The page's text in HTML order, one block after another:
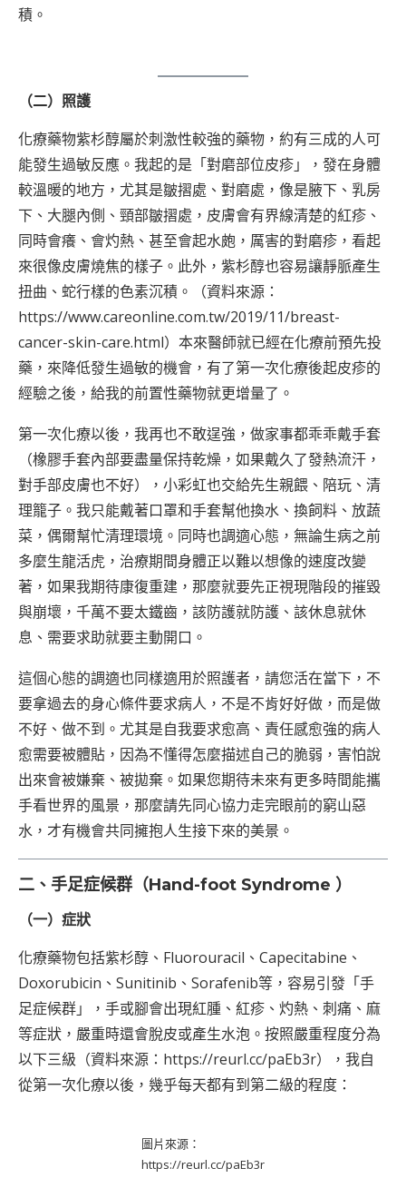
積。
（二）照護
化療藥物紫杉醇屬於刺激性較強的藥物，約有三成的人可
能發生過敏反應。我起的是「對磨部位皮疹」，發在身體
較溫暖的地方，尤其是皺摺處、對磨處，像是腋下、乳房
下、大腿內側、頸部皺摺處，皮膚會有界線清楚的紅疹、
同時會癢、會灼熱、甚至會起水皰，厲害的對磨疹，看起
來很像皮膚燒焦的樣子。此外，紫杉醇也容易讓靜脈產生
扭曲、蛇行樣的色素沉積。（資料來源：
https://www.careonline.com.tw/2019/11/breast-
cancer-skin-care.html）本來醫師就已經在化療前預先投
藥，來降低發生過敏的機會，有了第一次化療後起皮疹的
經驗之後，給我的前置性藥物就更增量了。
第一次化療以後，我再也不敢逞強，做家事都乖乖戴手套
（橡膠手套內部要盡量保持乾燥，如果戴久了發熱流汗，
對手部皮膚也不好），小彩虹也交給先生親餵、陪玩、清
理籠子。我只能戴著口罩和手套幫他換水、換飼料、放蔬
菜，偶爾幫忙清理環境。同時也調適心態，無論生病之前
多麼生龍活虎，治療期間身體正以難以想像的速度改變
著，如果我期待康復重建，那麼就要先正視現階段的摧毀
與崩壞，千萬不要太鐵齒，該防護就防護、該休息就休
息、需要求助就要主動開口。
這個心態的調適也同樣適用於照護者，請您活在當下，不
要拿過去的身心條件要求病人，不是不肯好好做，而是做
不好、做不到。尤其是自我要求愈高、責任感愈強的病人
愈需要被體貼，因為不懂得怎麼描述自己的脆弱，害怕說
出來會被嫌棄、被拋棄。如果您期待未來有更多時間能攜
手看世界的風景，那麼請先同心協力走完眼前的窮山惡
水，才有機會共同擁抱人生接下來的美景。
二、手足症候群（Hand-foot Syndrome ）
（一）症狀
化療藥物包括紫杉醇、Fluorouracil、Capecitabine、
Doxorubicin、Sunitinib、Sorafenib等，容易引發「手
足症候群」，手或腳會出現紅腫、紅疹、灼熱、刺痛、麻
等症狀，嚴重時還會脫皮或產生水泡。按照嚴重程度分為
以下三級（資料來源： https://reurl.cc/paEb3r），我自
從第一次化療以後，幾乎每天都有到第二級的程度：
圖片來源：
https://reurl.cc/paEb3r